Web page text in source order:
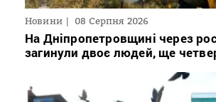
Новини 08 Серпня 2026
На Дніпропетровщині через
загинули двоє людей, ще